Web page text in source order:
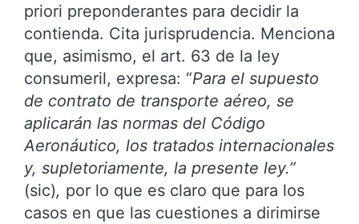
priori preponderantes para decidir la
contienda. Cita jurisprudencia. Menciona
que, asimismo, el art. 63 de la ley
consumeril, expresa: “Para el supuesto
de contrato de transporte aéreo, se
aplicarán las normas del Código
Aeronáutico, los tratados internacionales
y, supletoriamente, la presente ley.”
(sic), por lo que es claro que para los
casos en que las cuestiones a dirimirse